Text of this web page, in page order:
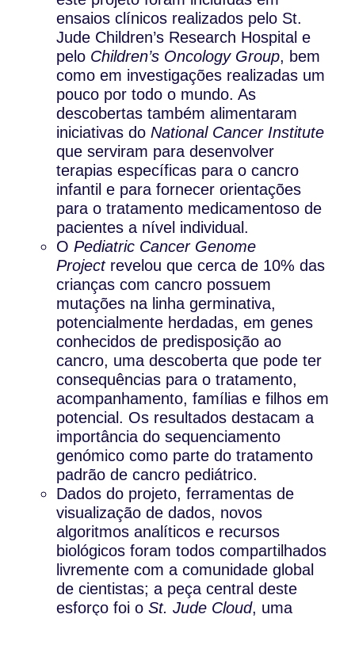
ensaios clínicos realizados pelo St.
Jude Children’s Research Hospital e
pelo Children’s Oncology Group, bem
como em investigações realizadas um
pouco por todo o mundo. As
descobertas também alimentaram
iniciativas doNational Cancer Institute
que serviram para desenvolver
terapias específicas para o cancro
infantil e para fornecer orientações
para o tratamento medicamentoso de
pacientes a nível individual.
OPediatric Cancer Genome
Projectrevelou que cerca de 10% das
crianças com cancro possuem
mutações na linha germinativa,
potencialmente herdadas, em genes
conhecidos de predisposição ao
cancro, uma descoberta que pode ter
consequências para o tratamento,
acompanhamento, famílias e filhos em
potencial. Os resultados destacam a
importância do sequenciamento
genómico como parte do tratamento
padrão de cancro pediátrico.
Dados do projeto, ferramentas de
visualização de dados, novos
algoritmos analíticos e recursos
biológicos foram todos compartilhados
livremente com a comunidade global
de cientistas; a peça central deste
esforço foi oSt. Jude Cloud, uma